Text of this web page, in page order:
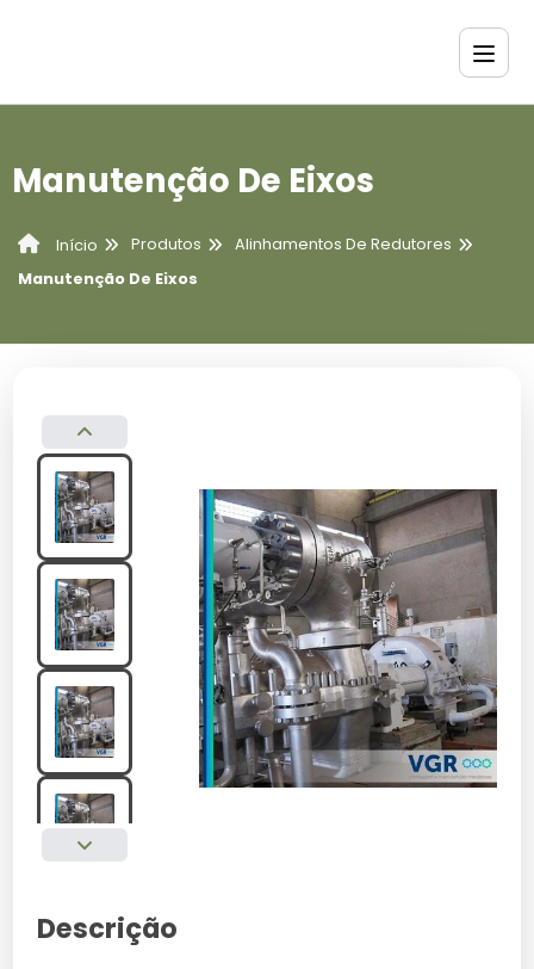
Manutenção De Eixos
Início Produtos
Alinhamentos De Redutores
Manutenção De Eixos
Descrição